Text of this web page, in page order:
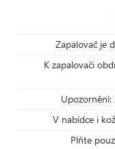
Zapalovač je
K zapalovači
Upozornění:
V nabídce i
Plňte